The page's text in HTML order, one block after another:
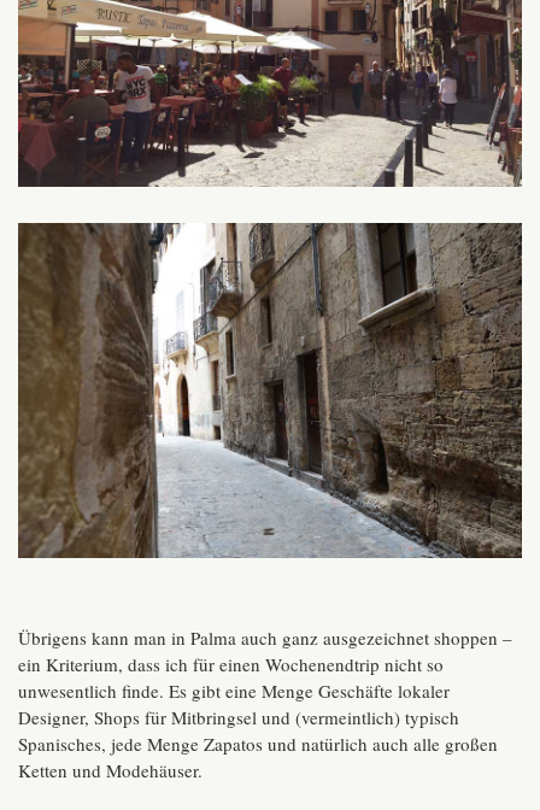
Übrigens kann man in Palma auch ganz ausgezeichnet shoppen –
ein Kriterium, dass ich für einen Wochenendtrip nicht so
unwesentlich finde. Es gibt eine Menge Geschäfte lokaler
Designer, Shops für Mitbringsel und (vermeintlich) typisch
Spanisches, jede Menge Zapatos und natürlich auch alle großen
Ketten und Modehäuser.